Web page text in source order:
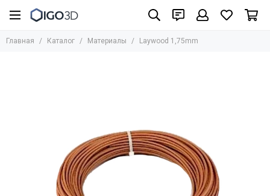
Материалы
Стандартные фотополимеры
Биосовместимые фотополимеры
Главная Каталог Материалы Laywood 1,75mm